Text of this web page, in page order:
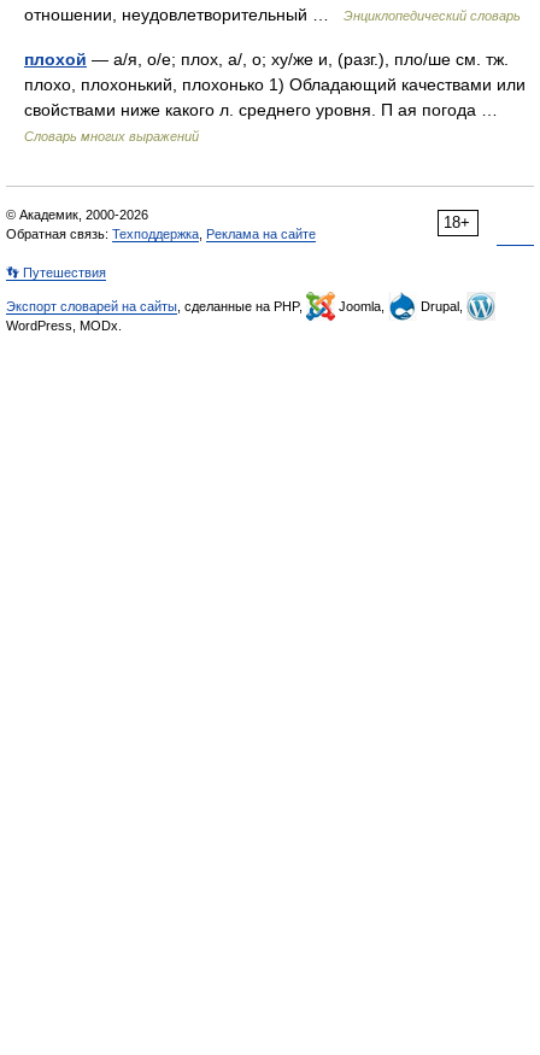
отношении, неудовлетворительный …
Энциклопедический словарь
плохой — а/я, о/е; плох, а/, о; ху/же и, (разг.), пло/ше см. тж.
плохо, плохонький, плохонько 1) Обладающий качествами или
свойствами ниже какого л. среднего уровня. П ая погода …
Словарь многих выражений
18+
© Академик, 2000-2026
Обратная связь: Техподдержка Реклама на сайте
👣 Путешествия
Экспорт словарей на сайты , сделанные на PHP, Joomla,
Drupal,
WordPress, MODx.